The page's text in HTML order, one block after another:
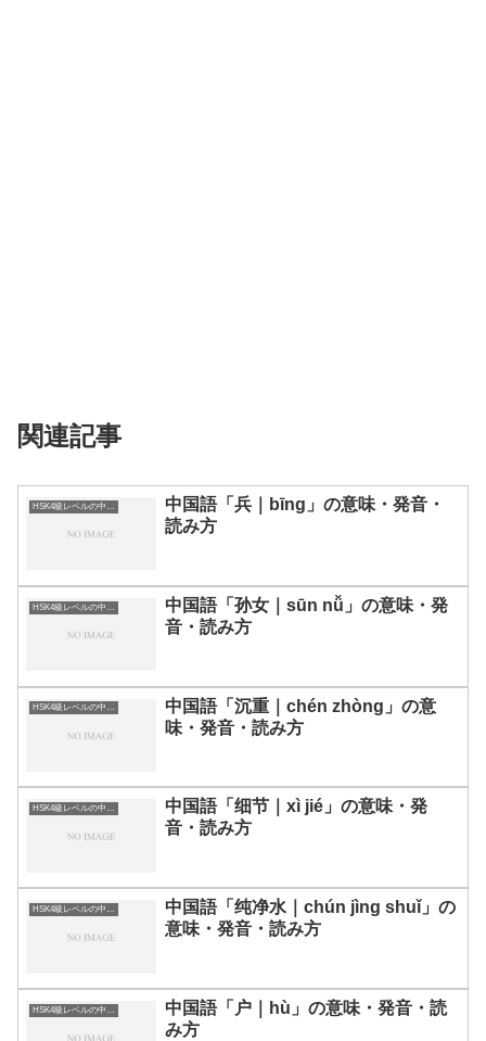
関連記事
中国語「兵｜bīng」の意味・発音・
読み方
中国語「孙女｜sūn nǚ」の意味・発
音・読み方
HSK4級レベルの中国語
中国語「沉重｜chén zhòng」の意
味・発音・読み方
HSK4級レベルの中国語
中国語「细节｜xì jié」の意味・発
音・読み方
HSK4級レベルの中国語
中国語「纯净水｜chún jìng shuǐ」の
意味・発音・読み方
HSK4級レベルの中国語
中国語「户｜hù」の意味・発音・読
み方